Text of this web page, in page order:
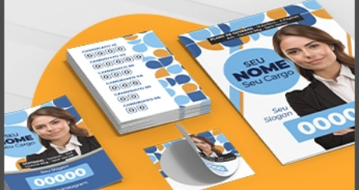
Atual Card é referência em impressão
gráfica online no Brasil, oferecendo uma
ampla variedade de produtos e soluções para
atender profissionais autônomos, empresas e
revendedores gráficos . Com
quase três
décadas de experiência, somos pioneiros no
segmento deimpressão sob demanda,
investindo continuamente em tecnologia,
inovação e personalizaçãopara entregar
qualidade, agilidade e a melhor
experiência
aos nossos clientes.